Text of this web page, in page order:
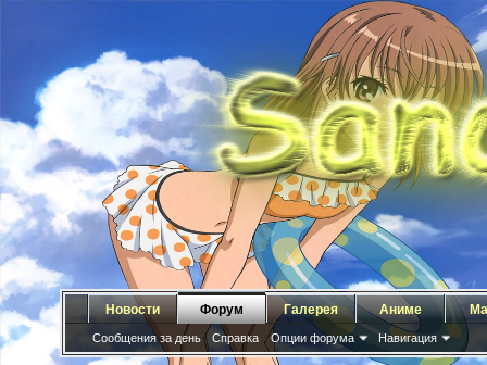
Новости Форум
Сообщения за день Справка Опции форума Навигация
Галерея Аниме